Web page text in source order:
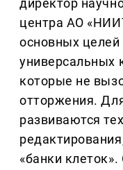
директор
центра АО
основных целей
универсальных
которые не
отторжения.
развиваются
«банки